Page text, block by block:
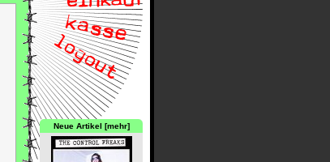
Neue Artikel [mehr]